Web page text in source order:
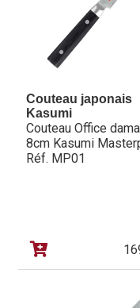
Partenaires
Plan du site
Politique de
Politique en matière de
Questions-Réponses?
Couteau japonais
Kasumi
Couteau Office
8cm Kasumi
Réf. MP01